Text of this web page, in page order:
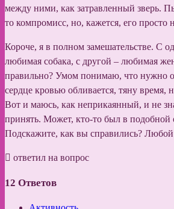
между ними, как затравленный зверь.
то компромисс, но, кажется, его просто
Короче, я в полном замешательстве. С
любимая собака, с другой – любимая
правильно? Умом понимаю, что нужно
сердце кровью обливается, тяну
Вот и маюсь, как неприкаянный, и не
принять. Может, кто-то был в подобной
Подскажите, как вы справились? Любой
ответил на вопрос
12 Ответов